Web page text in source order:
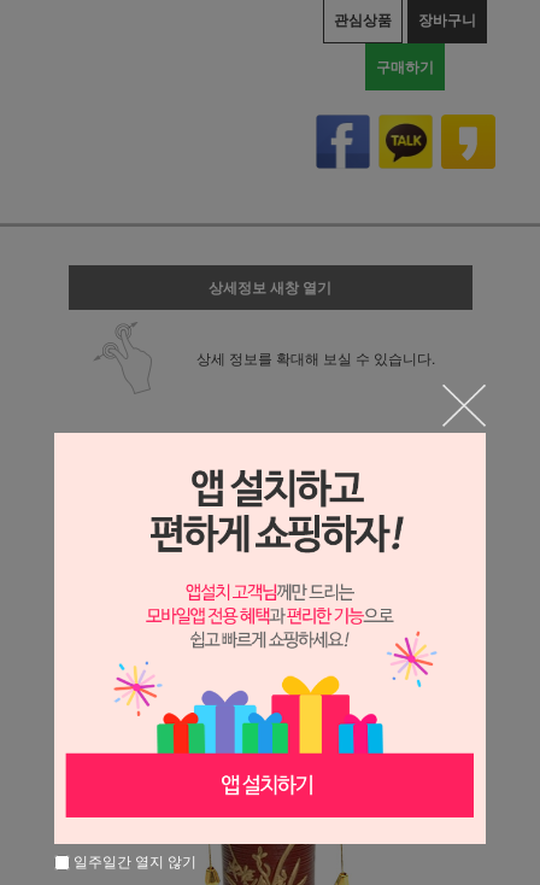
관심상품 장바구니
구매하기
상세정보 새창 열기
상세 정보를 확대해 보실 수 있습니다.
일주일간 열지 않기